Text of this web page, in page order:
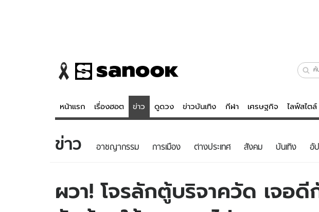
หน้าแรก เรื่องฮอต ข่าว ดูดวง ข่าวบันเทิง กีฬา เศรษฐกิจ ไลฟ์สไตล์
ข่าว
ข่าวบันเทิง
ดูดวง - ตรวจหวย
สถิติหวยไทย
ไ
วัย
ข่าว อาชญากรรม การเมือง ต่างประเทศ สังคม บันเทิง อั
ผวา! โจรลักตู้บริจาควัด เจอ